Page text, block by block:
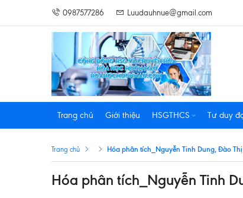
0987577286 Luudauhnue@gmail.com
Trang chủ Giới thiệu HSGTHCS Tư duy
Trang chủ Hóa phân tích_Nguyễn Tinh Dung, Đào
Hóa phân tích_Nguyễn Tinh